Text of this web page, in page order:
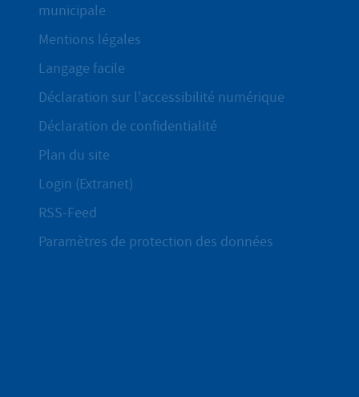
municipale
Mentions légales
Langage facile
Déclaration sur l'accessibilité numérique
Déclaration de confidentialité
Plan du site
Login (Extranet)
RSS-Feed
Paramètres de protection des données